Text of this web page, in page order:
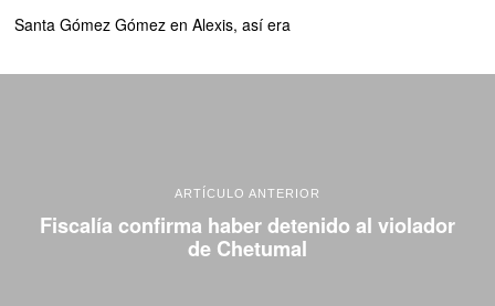
Santa Gómez Gómez enAlexis, así era
ARTÍCULO ANTERIOR
Fiscalía confirma haber detenido al violador
de Chetumal